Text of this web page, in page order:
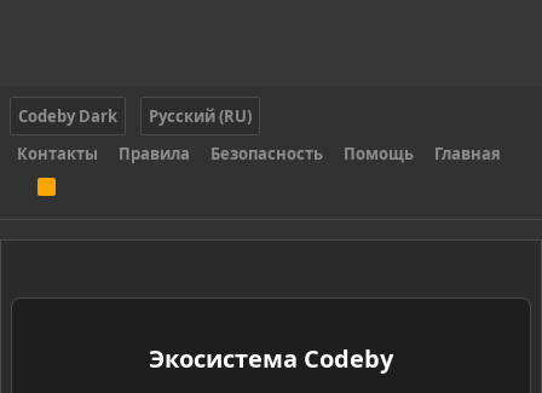
Codeby Dark
Русский (RU)
Контакты
Правила Безопасность Помощь Главная
S
Экосистема Codeby